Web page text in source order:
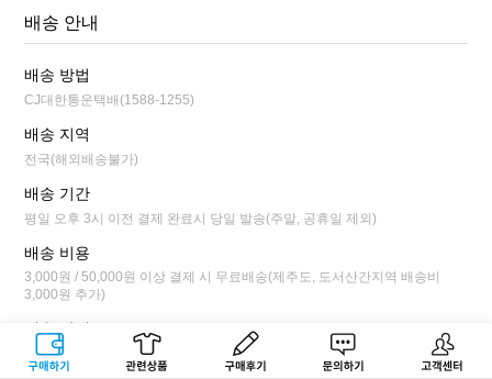
구매하기 관련상품 상품후기 문의하기 고객센터
배송 안내
배송 방법
CJ대한통운택배(1588-1255)
배송 지역
전국(해외배송불가)
배송 기간
평일 오후 3시 이전 결제 완료시 당일 발송(주말, 공휴일 제외)
배송 비용
3,000원 / 50,000원 이상 결제 시 무료배송(제주도, 도서산간지역 배송비
3,000원 추가)
배송 안내
평일 오후 3시 이전 결제 완료시 당일 발송됩니다.